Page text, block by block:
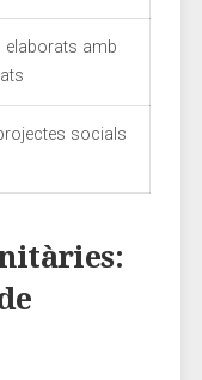
amb‍
socials